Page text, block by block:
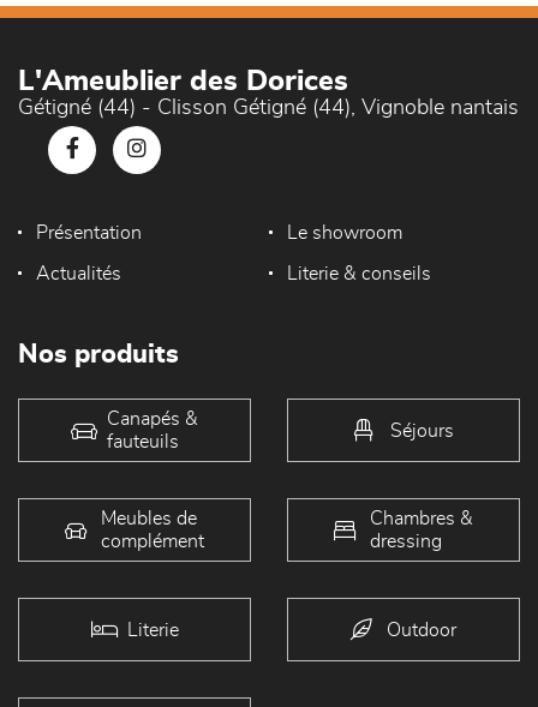
L'Ameublier des Dorices
Gétigné (44) - Clisson Gétigné (44), Vignoble nantais
Présentation Le showroom
Actualités Literie & conseils
Nos produits
Canapés &
fauteuils
Séjours
Meubles de
complément
Chambres &
dressing
Literie Outdoor